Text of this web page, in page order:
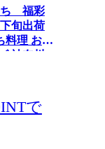
ち 福彩
旬出荷
料理 おせ
神奈川
で